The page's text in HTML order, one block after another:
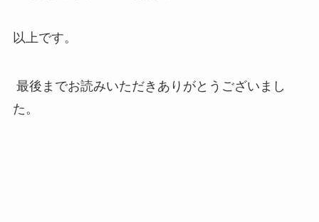
以上です。
最後までお読みいただきありがとうございまし
た。